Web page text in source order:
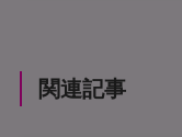
関連記事